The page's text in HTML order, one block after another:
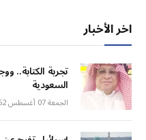
اخر الأخبار
تجربة الكتابة..
السعودية
الجمعة 07 أغسطس 4:52 ص